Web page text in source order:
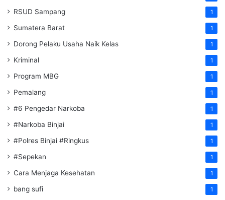
RSUD Sampang 1
Sumatera Barat 1
Dorong Pelaku Usaha Naik Kelas 1
Kriminal 1
Program MBG 1
Pemalang 1
#6 Pengedar Narkoba 1
#Narkoba Binjai 1
#Polres Binjai #Ringkus 1
#Sepekan 1
Cara Menjaga Kesehatan 1
bang sufi 1